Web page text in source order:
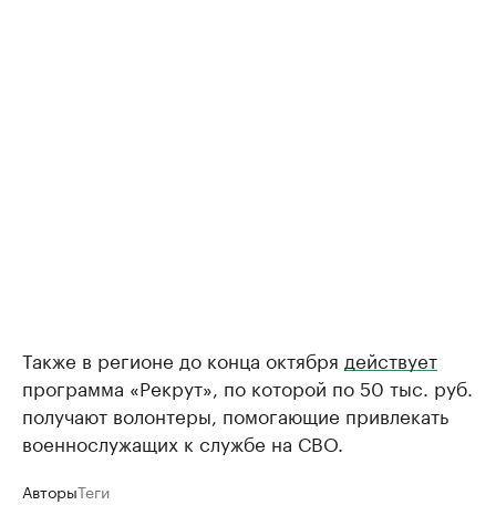
Также в регионе до конца октября действует
программа «Рекрут», по которой по 50 тыс. руб.
получают волонтеры, помогающие привлекать
военнослужащих к службе на СВО.
АвторыТеги